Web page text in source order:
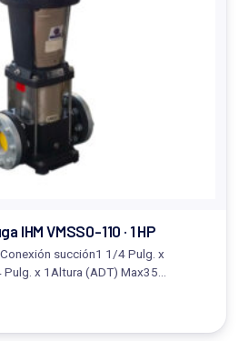
VMSS0-110 · 1 HP
succión1 1/4 Pulg. x
x 1Altura (ADT) Max35…